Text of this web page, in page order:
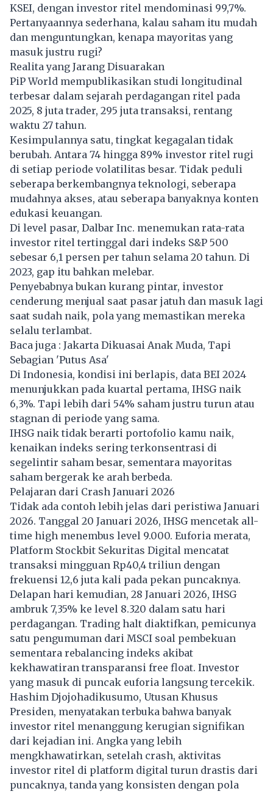
KSEI, dengan investor ritel mendominasi 99,7%.
Pertanyaannya sederhana, kalau saham itu mudah
dan menguntungkan, kenapa mayoritas yang
masuk justru rugi?
Realita yang Jarang Disuarakan
PiP World mempublikasikan studi longitudinal
terbesar dalam sejarah perdagangan ritel pada
2025, 8 juta trader, 295 juta transaksi, rentang
waktu 27 tahun.
Kesimpulannya satu, tingkat kegagalan tidak
berubah. Antara 74 hingga 89% investor ritel rugi
di setiap periode volatilitas besar. Tidak peduli
seberapa berkembangnya teknologi, seberapa
mudahnya akses, atau seberapa banyaknya konten
edukasi keuangan.
Di level pasar, Dalbar Inc. menemukan rata-rata
investor ritel tertinggal dari indeks S&P 500
sebesar 6,1 persen per tahun selama 20 tahun. Di
2023, gap itu bahkan melebar.
Penyebabnya bukan kurang pintar, investor
cenderung menjual saat pasar jatuh dan masuk lagi
saat sudah naik, pola yang memastikan mereka
selalu terlambat.
Baca juga : Jakarta Dikuasai Anak Muda, Tapi
Sebagian 'Putus Asa'
Di Indonesia, kondisi ini berlapis, data BEI 2024
menunjukkan pada kuartal pertama, IHSG naik
6,3%. Tapi lebih dari 54% saham justru turun atau
stagnan di periode yang sama.
IHSG naik tidak berarti portofolio kamu naik,
kenaikan indeks sering terkonsentrasi di
segelintir saham besar, sementara mayoritas
saham bergerak ke arah berbeda.
Pelajaran dari Crash Januari 2026
Tidak ada contoh lebih jelas dari peristiwa Januari
2026. Tanggal 20 Januari 2026, IHSG mencetak all-
time high menembus level 9.000. Euforia merata,
Platform Stockbit Sekuritas Digital mencatat
transaksi mingguan Rp40,4 triliun dengan
frekuensi 12,6 juta kali pada pekan puncaknya.
Delapan hari kemudian, 28 Januari 2026, IHSG
ambruk 7,35% ke level 8.320 dalam satu hari
perdagangan. Trading halt diaktifkan, pemicunya
satu pengumuman dari MSCI soal pembekuan
sementara rebalancing indeks akibat
kekhawatiran transparansi free float. Investor
yang masuk di puncak euforia langsung tercekik.
Hashim Djojohadikusumo, Utusan Khusus
Presiden, menyatakan terbuka bahwa banyak
investor ritel menanggung kerugian signifikan
dari kejadian ini. Angka yang lebih
mengkhawatirkan, setelah crash, aktivitas
investor ritel di platform digital turun drastis dari
puncaknya, tanda yang konsisten dengan pola